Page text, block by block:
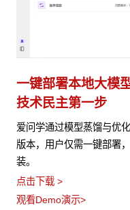
一键部署本地大模
技术民主第一步
爱问学通过模型蒸馏与优
版本，用户仅需一键部署
装。
点击下载 >
观看Demo演示>